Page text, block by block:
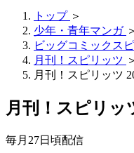
トップ ＞
少年・青年マンガ ＞
ビッグコミックス
月刊！スピリッツ ＞
月刊！スピリッツ
月刊！スピリッ
毎月27日頃配信